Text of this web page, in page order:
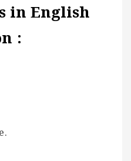
in English
: